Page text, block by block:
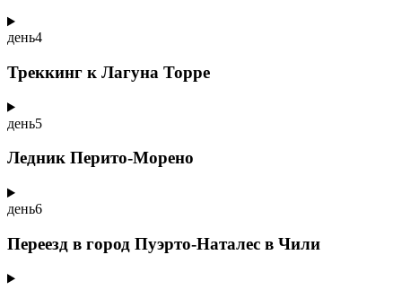
день4
Треккинг к Лагуна Торре
день5
Ледник Перито-Морено
день6
Переезд в город Пуэрто-Наталес в Чили